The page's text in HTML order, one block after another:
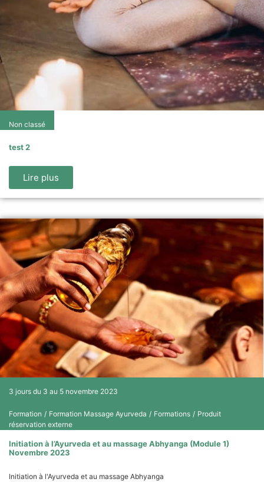
Non classé
test 2
Lire plus
3 jours du 3 au 5 novembre 2023
Formation / Formation Massage Ayurveda / Formations / Produit
réservation externe
Initiation à l’Ayurveda et au massage Abhyanga (Module 1)
Novembre 2023
Initiation à l'Ayurveda et au massage Abhyanga